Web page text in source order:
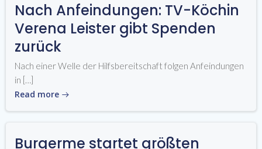
Nach Anfeindungen: TV-Köchin
Verena Leister gibt Spenden
zurück
Nach einer Welle der Hilfsbereitschaft folgen Anfeindungen
in […]
Read more
Burgerme startet größten